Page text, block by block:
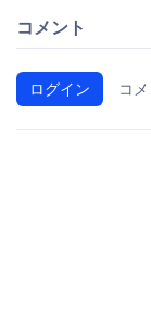
コメント
ログイン コ